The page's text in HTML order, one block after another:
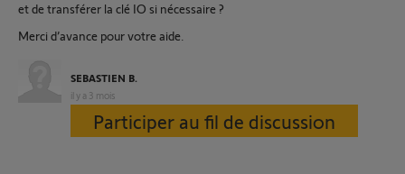
et de transférer la clé IO si nécessaire ?
Merci d’avance pour votre aide.
SEBASTIEN B.
il y a 3 mois
Participer au fil de discussion